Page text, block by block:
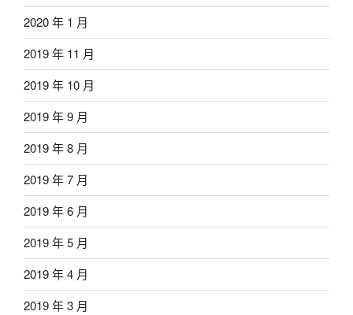
2020 年 1 月
2019 年 11 月
2019 年 10 月
2019 年 9 月
2019 年 8 月
2019 年 7 月
2019 年 6 月
2019 年 5 月
2019 年 4 月
2019 年 3 月